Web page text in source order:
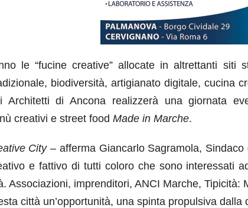
le “fucine creative” allocate in altrettanti siti
biodiversità, artigianato digitale, cucina
Architetti di Ancona realizzerà una giornata
creativi e street food Made in Marche.
City– afferma Giancarlo Sagramola,
e fattivo di tutti coloro che sono interessati
Associazioni, imprenditori, ANCI Marche,
città un’opportunità, una spinta propulsiva dalla